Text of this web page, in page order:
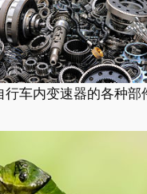
行车内变速器的各种部